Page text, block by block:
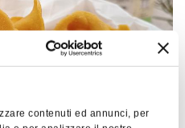
contenuti ed annunci, per